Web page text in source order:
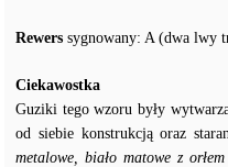
Rewers sygnowany: A (dwa lwy
Ciekawostka
Guziki tego wzoru były
od siebie konstrukcją oraz
metalowe, biało matowe z